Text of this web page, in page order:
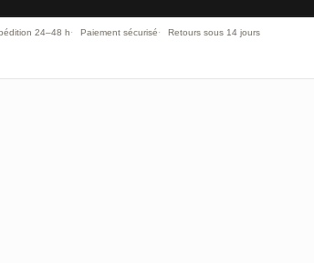
24–48 h Paiement sécurisé Retours sous 14 jours